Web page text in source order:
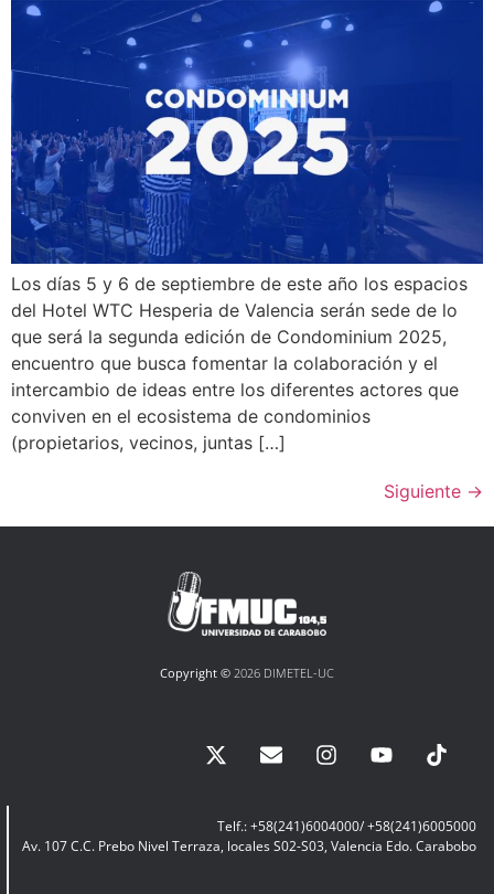
Los días 5 y 6 de septiembre de este año los espacios
del Hotel WTC Hesperia de Valencia serán sede de lo
que será la segunda edición de Condominium 2025,
encuentro que busca fomentar la colaboración y el
intercambio de ideas entre los diferentes actores que
conviven en el ecosistema de condominios
(propietarios, vecinos, juntas […]
Siguiente →
Copyright © 2026 DIMETEL-UC
Telf.: +58(241)6004000/ +58(241)6005000
Av. 107 C.C. Prebo Nivel Terraza, locales S02-S03, Valencia Edo. Carabobo